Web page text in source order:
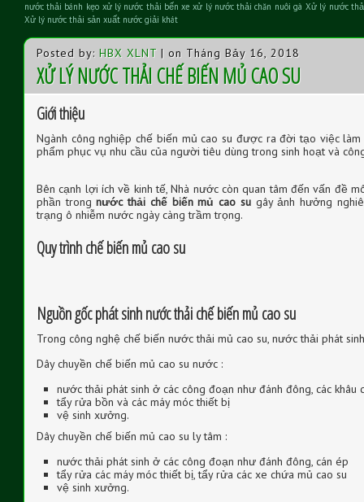
nước thải bánh kẹo xử lý nước thải bến xe xử lý nước thải chăn nuôi gà Xử lý nước
Xử lý nước thải sản xuất nước giải khát
Posted by: HBX XLNT | on Tháng Bảy 16, 2018
XỬ LÝ NƯỚC THẢI CHẾ BIẾN MỦ CAO SU
Giới thiệu
Ngành công nghiệp chế biến mủ cao su được ra đời tạo việc
phẩm phục vụ nhu cầu của người tiêu dùng trong sinh hoạt và
Bên cạnh lợi ích về kinh tế, Nhà nước còn quan tâm đến vấn đề
phần trongnước thải chế biến mủ cao sugây ảnh hưởng
trạng ô nhiễm nước ngày càng trầm trọng.
Quy trình chế biến mủ cao su
Nguồn gốc phát sinh nước thải chế biến mủ cao su
Trong công nghệ chế biến nước thải mủ cao su, nước thải phát
Dây chuyền chế biến mủ cao su nước :
nước thải phát sinh ở các công đoạn như đánh đông, các khâu
tẩy rửa bồn và các máy móc thiết bị
vệ sinh xưởng.
Dây chuyền chế biến mủ cao su ly tâm :
nước thải phát sinh ở các công đoạn như đánh đông, cán ép
tẩy rửa các máy móc thiết bị, tẩy rửa các xe chứa mủ cao su
vệ sinh xưởng.